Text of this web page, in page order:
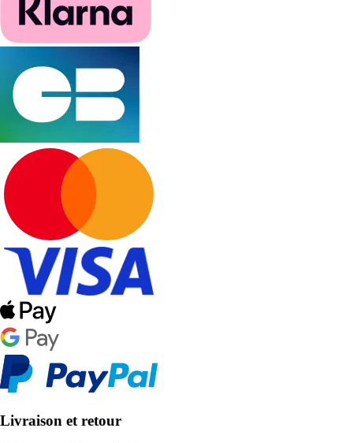
Livraison et retour